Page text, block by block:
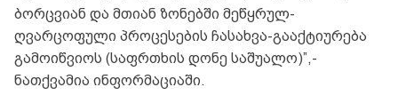
ბორცვიან და მთიან ზონებში მეწყრულ-
ღვარცოფული პროცესების ჩასახვა-გააქტიურება
გამოიწვიოს (საფრთხის დონე საშუალო)”,-
ნათქვამია ინფორმაციაში.